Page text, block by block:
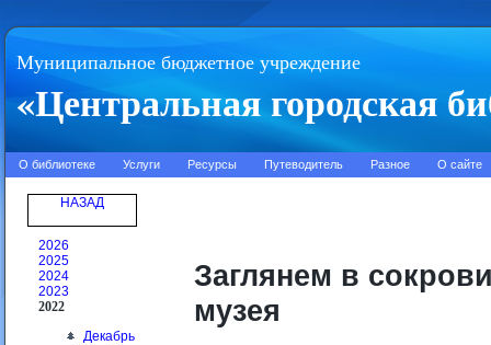
Муниципальное бюджетное учреждение
«Центральная городская
О библиотеке Услуги Ресурсы Путеводитель Разное О сайте
НАЗАД
2026
2025
2024
2023
2022
Декабрь
Заглянем в
музея